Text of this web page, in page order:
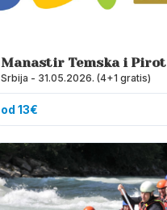
Manastir Temska i Pirot
Srbija - 31.05.2026. (4+1 gratis)
od 13€